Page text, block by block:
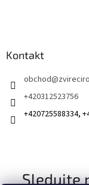
Kontakt
obchod@
+420312523756
+420725588334,
Sledujte